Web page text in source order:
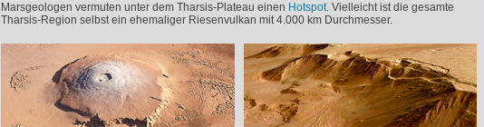
Marsgeologen vermuten unter dem Tharsis-Plateau einen Hotspot. Vielleicht ist die gesamte
Tharsis-Region selbst ein ehemaliger Riesenvulkan mit 4.000 km Durchmesser.